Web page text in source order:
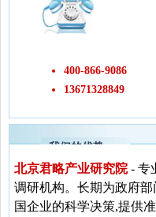
400-866-9086
13671328849
我们的优势
北京君略产业研究院- 专
调研机构。长期为政府部
国企业的科学决策,提供